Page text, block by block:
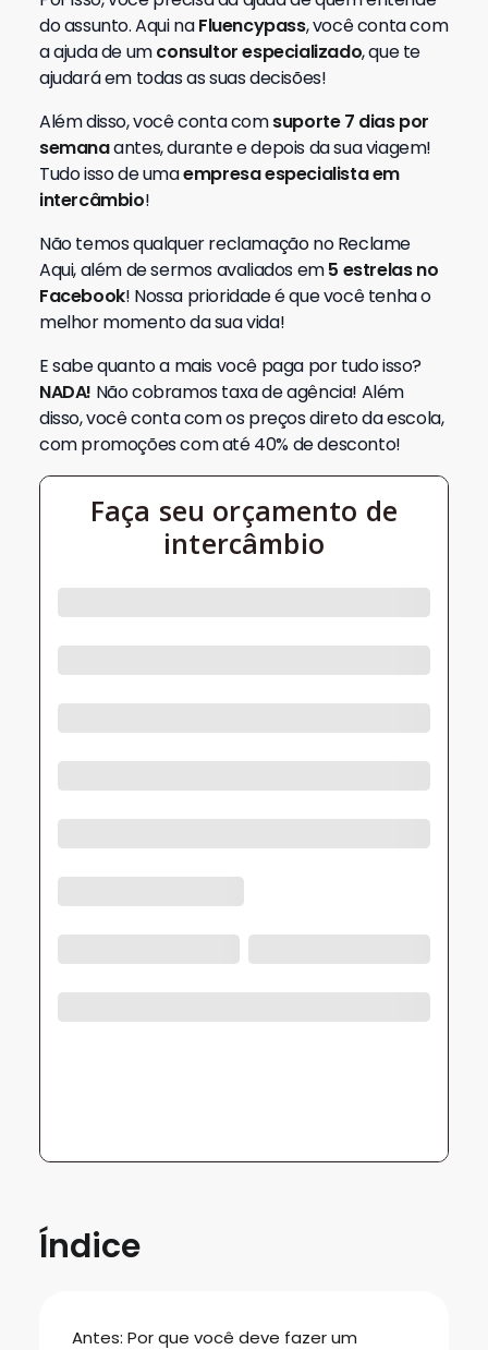
do assunto. Aqui naFluencypass, você conta com
a ajuda de umconsultor especializado, que te
ajudará em todas as suas decisões!
Além disso, você conta comsuporte 7 dias por
semanaantes, durante e depois da sua viagem!
Tudo isso de umaempresa especialista em
intercâmbio!
Não temos qualquer reclamação no Reclame
Aqui, além de sermos avaliados em5 estrelas no
Facebook! Nossa prioridade é que você tenha o
melhor momento da sua vida!
E sabe quanto a mais você paga por tudo isso?
NADA! Não cobramos taxa de agência! Além
disso, você conta com os preços direto da escola,
com promoções com até 40% de desconto!
Índice
Antes: Por que você deve fazer um